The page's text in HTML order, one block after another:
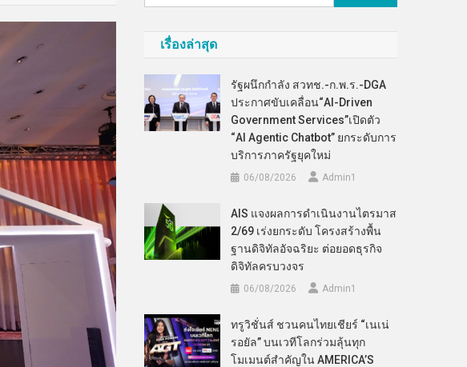
สำหรับ:
เรื่องล่าสุด
รัฐผนึกกำลัง สวทช.-ก.พ.ร.-DGA
ประกาศขับเคลื่อน“AI-Driven
Government Services”เปิดตัว
“AI Agentic Chatbot” ยกระดับการ
บริการภาครัฐยุคใหม่
06/08/2026 Admin​1
AIS แจงผลการดำเนินงานไตรมาส
2/69 เร่งยกระดับ โครงสร้างพื้น
ฐานดิจิทัลอัจฉริยะ ต่อยอดธุรกิจ
ดิจิทัลครบวงจร
06/08/2026 Admin​1
ทรูวิชั่นส์ ชวนคนไทยเชียร์ “เนเน่
รอยัล” บนเวทีโลกร่วมลุ้นทุก
โมเมนต์สำคัญใน AMERICA’S